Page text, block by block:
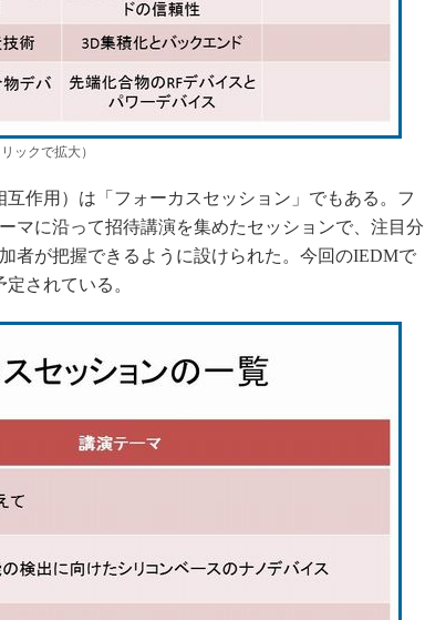
ックで拡大）
作用）は「フォーカスセッション」でもある。フ
マに沿って招待講演を集めたセッションで、注目分
者が把握できるように設けられた。今回のIEDMで
されている。